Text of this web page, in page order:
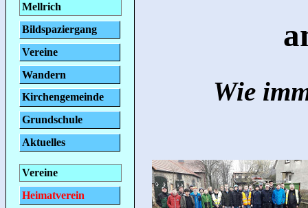
Mellrich
Bildspaziergang
Vereine
Wandern
Kirchengemeinde
Grundschule
Aktuelles
Vereine
Heimatverein
Wie